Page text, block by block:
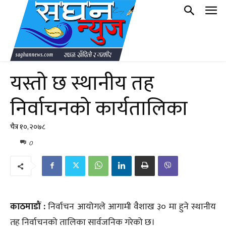
यस्तो छ स्थानीय तह
निर्वाचनको कार्यतालिका
चैत्र १०, २०७८
0
काठमाडौं :निर्वाचन आयोगले आगामी वैशाख ३० मा हुने स्थानीय
तह निर्वाचनको तालिका सार्वजनिक गरेको छ।